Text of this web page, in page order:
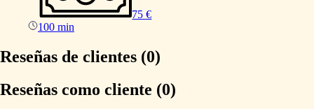
75 €
100 min
Reseñas de clientes (0)
Reseñas como cliente (0)